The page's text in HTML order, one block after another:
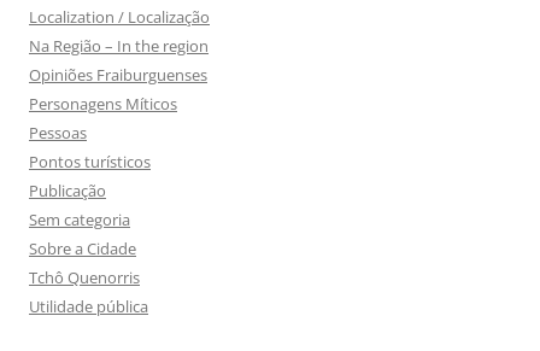
Localization / Localização
Na Região – In the region
Opiniões Fraiburguenses
Personagens Míticos
Pessoas
Pontos turísticos
Publicação
Sem categoria
Sobre a Cidade
Tchô Quenorris
Utilidade pública